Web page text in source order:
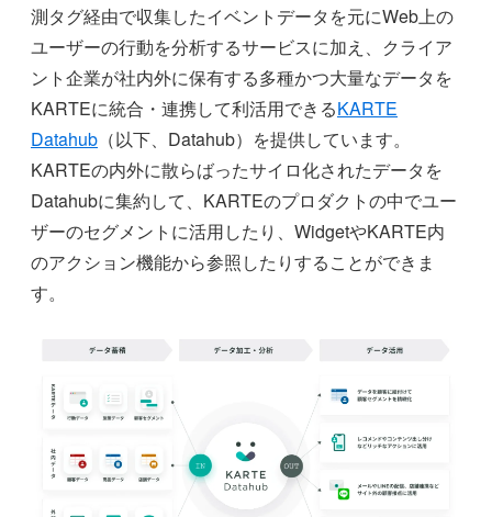
測タグ経由で収集したイベントデータを元にWeb上の
ユーザーの行動を分析するサービスに加え、クライア
ント企業が社内外に保有する多種かつ大量なデータを
KARTEに統合・連携して利活用できるKARTE
Datahub （以下、Datahub）を提供しています。
KARTEの内外に散らばったサイロ化されたデータを
Datahubに集約して、KARTEのプロダクトの中でユー
ザーのセグメントに活用したり、WidgetやKARTE内
のアクション機能から参照したりすることができま
す。